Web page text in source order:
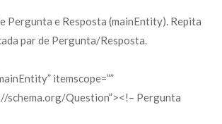
Pergunta e Resposta (mainEntity). Repita
par de Pergunta/Resposta.
itemscope=””
schema.org/Question”><!– Pergunta